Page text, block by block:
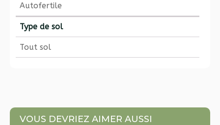
Autofertile
Type de sol
Tout sol
VOUS DEVRIEZ AIMER AUSSI